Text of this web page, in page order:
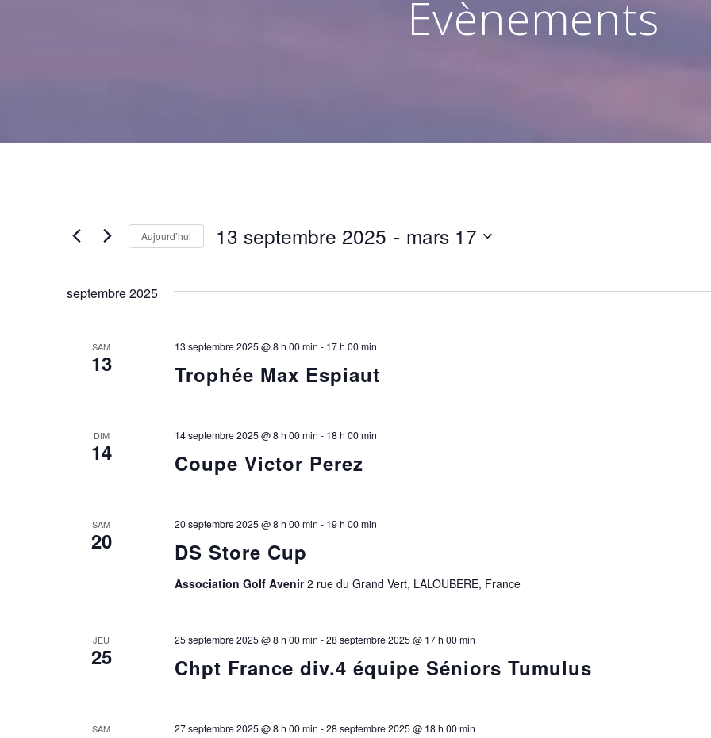
Évènements
Évènements
Aujourd’hui 13 septembre 2025 - mars 17
septembre 2025
SAM
13 Trophée Max Espiaut
13 septembre 2025 @ 8 h 00 min - 17 h 00 min
DIM
14 Coupe Victor Perez
14 septembre 2025 @ 8 h 00 min - 18 h 00 min
SAM
20 DS Store Cup
20 septembre 2025 @ 8 h 00 min - 19 h 00 min
Association Golf Avenir2 rue du Grand Vert, LALOUBERE, France
JEU
25 Chpt France div.4 équipe Séniors Tumulus
25 septembre 2025 @ 8 h 00 min -28 septembre 2025 @ 17 h 00 min
SAM 27 septembre 2025 @ 8 h 00 min -28 septembre 2025 @ 18 h 00 min